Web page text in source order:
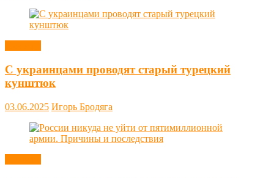
С украинцами проводят старый турецкий
кунштюк
03.06.2025 Игорь Бродяга